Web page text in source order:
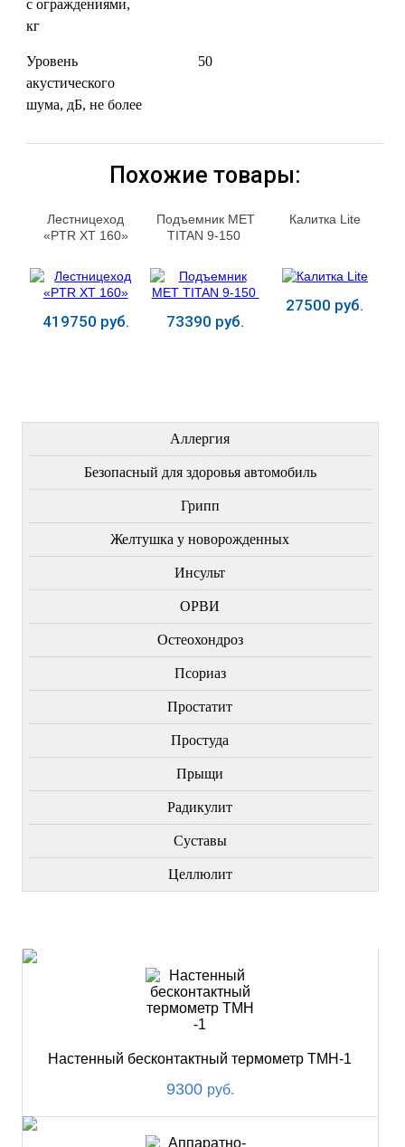
с ограждениями,
кг
Уровень
акустического
шума, дБ, не более
50
Похожие товары:
Лестницеход
«PTR XT 160»
419750 руб.
Подъемник MET
TITAN 9-150
73390 руб.
Калитка Lite
27500 руб.
Аллергия
Безопасный для здоровья автомобиль
Грипп
Желтушка у новорожденных
Инсульт
ОРВИ
Остеохондроз
Пcориаз
Простатит
Простуда
Прыщи
Радикулит
Суставы
Целлюлит
Настенный бесконтактный термометр ТМН-1
9300 руб.